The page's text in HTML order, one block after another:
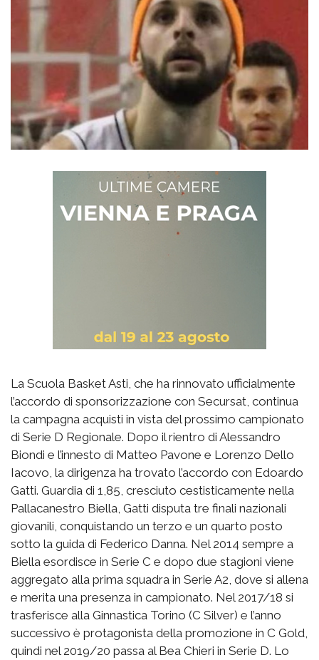
La Scuola Basket Asti, che ha rinnovato ufficialmente
l’accordo di sponsorizzazione con Secursat, continua
la campagna acquisti in vista del prossimo campionato
di Serie D Regionale. Dopo il rientro di Alessandro
Biondi e l’innesto di Matteo Pavone e Lorenzo Dello
Iacovo, la dirigenza ha trovato l’accordo con Edoardo
Gatti. Guardia di 1,85, cresciuto cestisticamente nella
Pallacanestro Biella, Gatti disputa tre finali nazionali
giovanili, conquistando un terzo e un quarto posto
sotto la guida di Federico Danna. Nel 2014 sempre a
Biella esordisce in Serie C e dopo due stagioni viene
aggregato alla prima squadra in Serie A2, dove si allena
e merita una presenza in campionato. Nel 2017/18 si
trasferisce alla Ginnastica Torino (C Silver) e l’anno
successivo è protagonista della promozione in C Gold,
quindi nel 2019/20 passa al Bea Chieri in Serie D. Lo